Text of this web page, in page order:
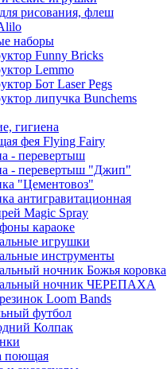
рисования, флеш
наборы
Funny Bricks
Lemmo
Бот Laser Pegs
липучка Bunchems
гигиена
фея Flying Fairy
- перевертыш
- перевертыш "Джип"
"Цементовоз"
антигравитационная
Magic Spray
караоке
игрушки
инструменты
ночник Божья коровка
ночник ЧЕРЕПАХА
Loom Bands
футбол
Колпак
поющая